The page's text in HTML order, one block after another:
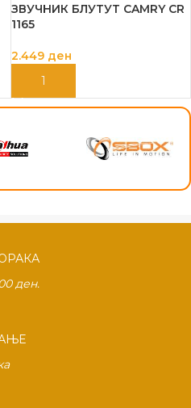
ЗВУЧНИК БЛУТУТ CAMRY CR
1165
2.449 ден
ДОДАЈ ВО КОШНИЦА
ден.